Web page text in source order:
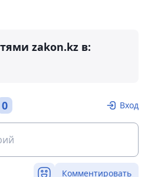
zakon.kz в:
0 Вход
Комментировать